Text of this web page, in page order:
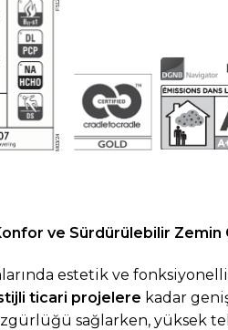
ve Sürdürülebilir Zemin
estetik ve
ticari projelere kadar
özgürlüğü sağlarken, yüksek